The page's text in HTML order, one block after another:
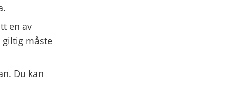
en av
giltig måste
Du kan